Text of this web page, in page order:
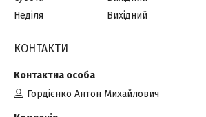
Неділя
Вихідний
КОНТАКТИ
Гордієнко Антон Михайлович